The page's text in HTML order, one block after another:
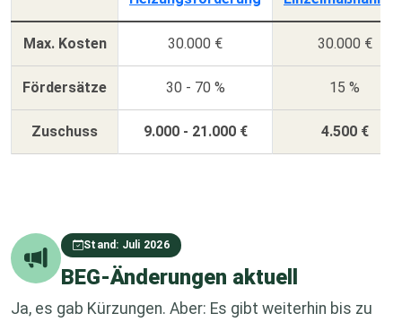
Max. Kosten 30.000 € 30.000 €
Fördersätze 30 - 70 % 15 %
Zuschuss 9.000 - 21.000 € 4.500 €
Stand: Juli 2026
BEG-Änderungen aktuell
Ja, es gab Kürzungen. Aber: Es gibt weiterhin bis zu